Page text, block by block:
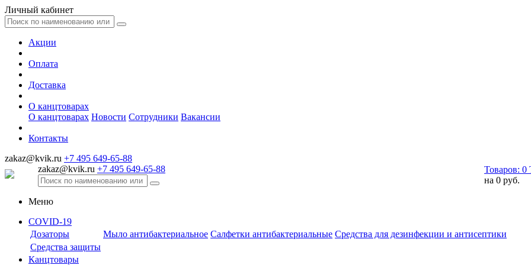
Личный кабинет
Акции
Оплата
Доставка
О канцтоварах
О канцтоварах Новости Сотрудники Вакансии
Контакты
zakaz@kvik.ru +7 495 649-65-88
zakaz@kvik.ru +7 495 649-65-88 Товаров: 0
на 0 руб.
Меню
COVID-19
Дозаторы
Мыло антибактериальное Салфетки антибактериальные Средства для дезинфекции и антисептики
Средства защиты
Канцтовары